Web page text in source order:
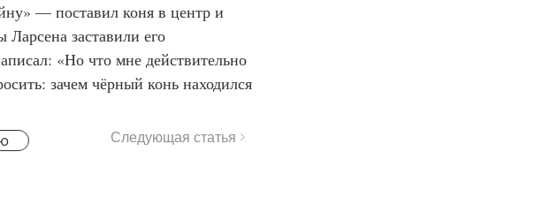
— поставил коня в центр и
заставили его
«Но что мне действительно
зачем чёрный конь находился
Следующая статья >